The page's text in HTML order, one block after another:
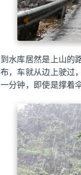
到水库居然是上山的
布，车就从边上驶过
一分钟，即使是撑着